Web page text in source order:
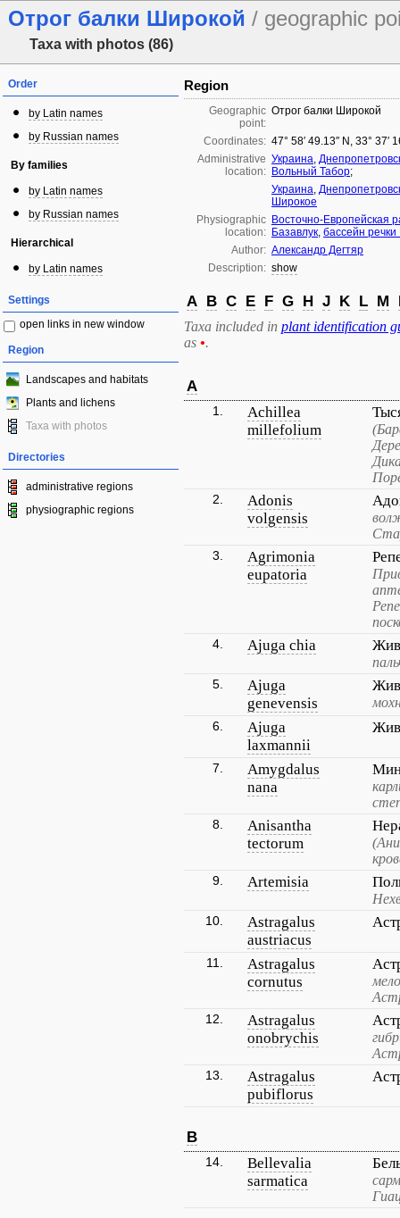
Отрог балки Широкой / geographic
Taxa with photos (86)
Order
by Latin names
by Russian names
By families
by Latin names
by Russian names
Hierarchical
by Latin names
Settings
open links in new window
Region
Landscapes and habitats
Plants and lichens
Taxa with photos
Directories
administrative regions
physiographic regions
Region
Geographic
point:
Отрог балки Широкой
Coordinates: 47° 58′ 49.13″ N, 33°
Administrative
location:
Украина,
Вольный Табор;
Украина,
Широкое
Physiographic
location:
Восточно-Европейская
Базавлук, бассейн
Author: Александр Дегтяр
Description: show
A B C E F G H J K L M
Taxa included in plant identification
as •.
A
1.
Achillea
millefolium
2.
Adonis
volgensis
3.
Agrimonia
eupatoria
4. Ajuga chia
5.
Ajuga
genevensis
6.
Ajuga
laxmannii
7.
Amygdalus
nana
8.
Anisantha
tectorum
9. Artemisia
10.
Astragalus
austriacus
11.
Astragalus
cornutus
12.
Astragalus
onobrychis
13.
Astragalus
pubiflorus
B
14.
Bellevalia
sarmatica